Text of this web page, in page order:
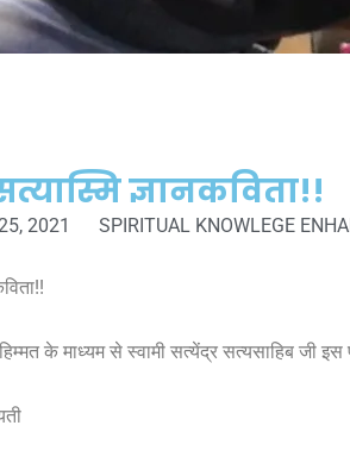
ज्ञानकविता!!
2021 SPIRITUAL KNOWLEGE
के माध्यम से स्वामी सत्येंद्र सत्यसाहिब जी